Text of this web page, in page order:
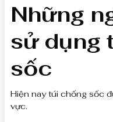
Những
sử dụng
sốc
Hiện nay túi chống sốc
vực.